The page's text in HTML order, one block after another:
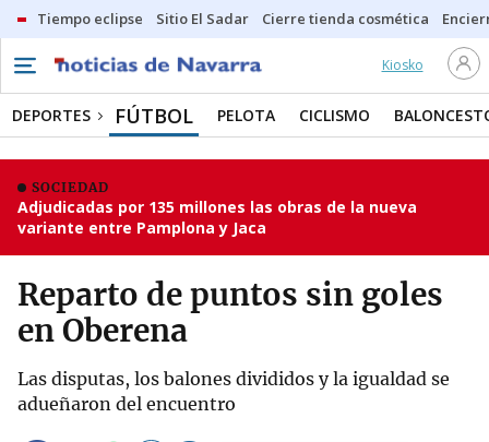
Tiempo eclipse Sitio El Sadar Cierre tienda cosmética
Kiosko
DEPORTES FÚTBOL PELOTA CICLISMO
SOCIEDAD
Adjudicadas por 135 millones las obras de la nueva
variante entre Pamplona y Jaca
Reparto de puntos sin goles
en Oberena
Las disputas, los balones divididos y la igualdad se
adueñaron del encuentro